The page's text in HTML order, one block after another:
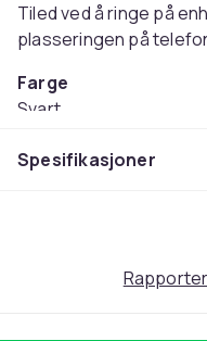
Tiled ved å ringe på
plasseringen på
Farge
Svart
6
Spesifikasjoner